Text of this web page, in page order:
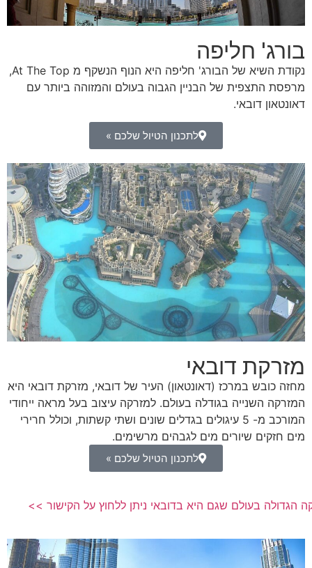
בורג' חליפה
נקודת השיא של הבורג' חליפה היא הנוף הנשקף מ At The Top,
מרפסת התצפית של הבניין הגבוה בעולם והמזוהה ביותר עם
דאונטאון דובאי.
לתכנון הטיול שלכם »
מזרקת דובאי
מחזה כובש במרכז (דאונטאון) העיר של דובאי, מזרקת דובאי היא
המזרקה השנייה בגודלה בעולם. למזרקה עיצוב בעל מראה ייחודי
המורכב מ- 5 עיגולים בגדלים שונים ושתי קשתות, וכולל חרירי
מים חזקים שיורים מים לגבהים מרשימים.
לתכנון הטיול שלכם »
הגדולה בעולם שגם היא בדובאי ניתן ללחוץ על הקישור